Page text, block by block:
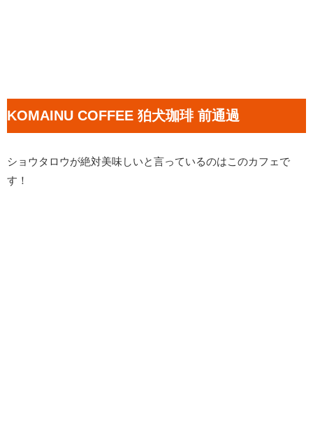
KOMAINU COFFEE 狛犬珈琲 前通過
ショウタロウが絶対美味しいと言っているのはこのカフェで
す！